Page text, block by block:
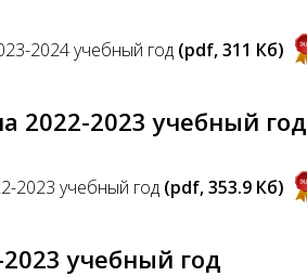
2024 учебный год (pdf, 311 Кб)
2022-2023 учебный год
2023 учебный год (pdf, 353.9 Кб)
учебный год